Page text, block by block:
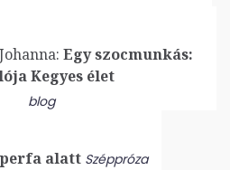
Egy szocmunkás:
Kegyes élet
blog
alatt Széppróza